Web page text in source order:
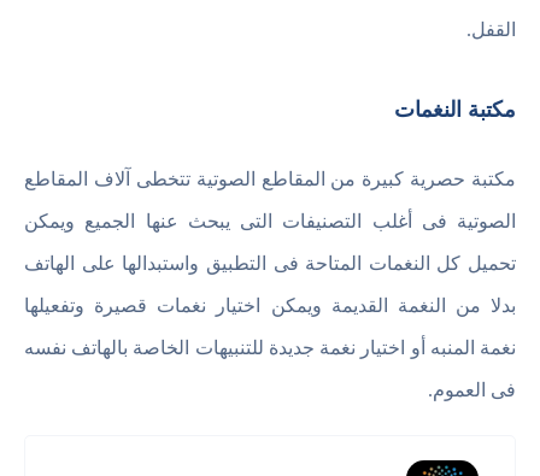
القفل.
مكتبة النغمات
مكتبة حصرية كبيرة من المقاطع الصوتية تتخطى آلاف المقاطع
الصوتية فى أغلب التصنيفات التى يبحث عنها الجميع ويمكن
تحميل كل النغمات المتاحة فى التطبيق واستبدالها على الهاتف
بدلا من النغمة القديمة ويمكن اختيار نغمات قصيرة وتفعيلها
نغمة المنبه أو اختيار نغمة جديدة للتنبيهات الخاصة بالهاتف نفسه
فى العموم.